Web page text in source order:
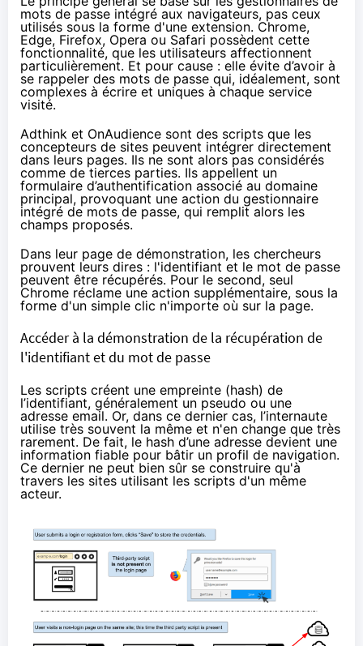
mots de passe intégré aux navigateurs, pas ceux
utilisés sous la forme d'une extension. Chrome,
Edge, Firefox, Opera ou Safari possèdent cette
fonctionnalité, que les utilisateurs affectionnent
particulièrement. Et pour cause : elle évite d’avoir à
se rappeler des mots de passe qui, idéalement, sont
complexes à écrire et uniques à chaque service
visité.
Adthink et OnAudience sont des scripts que les
concepteurs de sites peuvent intégrer directement
dans leurs pages. Ils ne sont alors pas considérés
comme de tierces parties. Ils appellent un
formulaire d’authentification associé au domaine
principal, provoquant une action du gestionnaire
intégré de mots de passe, qui remplit alors les
champs proposés.
Dans leur page de démonstration, les chercheurs
prouvent leurs dires : l'identifiant et le mot de passe
peuvent être récupérés. Pour le second, seul
Chrome réclame une action supplémentaire, sous la
forme d'un simple clic n'importe où sur la page.
Accéder à la démonstration de la récupération de
l'identifiant et du mot de passe
Les scripts créent une empreinte (hash) de
l’identifiant, généralement un pseudo ou une
adresse email. Or, dans ce dernier cas, l’internaute
utilise très souvent la même et n'en change que très
rarement. De fait, le hash d’une adresse devient une
information fiable pour bâtir un profil de navigation.
Ce dernier ne peut bien sûr se construire qu'à
travers les sites utilisant les scripts d'un même
acteur.